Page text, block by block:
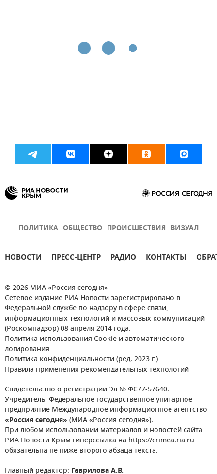
ПОЛИТИКА ОБЩЕСТВО ПРОИСШЕСТВИЯ ВИЗУАЛ
НОВОСТИ ПРЕСС-ЦЕНТР РАДИО КОНТАКТЫ
© 2026 МИА «Россия сегодня»
Сетевое издание РИА Новости зарегистрировано в
Федеральной службе по надзору в сфере связи,
информационных технологий и массовых коммуникаций
(Роскомнадзор) 08 апреля 2014 года.
Политика использования Cookie и автоматического
логирования
Политика конфиденциальности (ред. 2023 г.)
Правила применения рекомендательных технологий
Свидетельство о регистрации Эл № ФС77-57640.
Учредитель: Федеральное государственное унитарное
предприятие Международное информационное агентство
«Россия сегодня» (МИА «Россия сегодня»).
При любом использовании материалов и новостей сайта
РИА Новости Крым гиперссылка на https://crimea.ria.ru
обязательна не ниже второго абзаца текста.
Главный редактор: Гаврилова А.В.